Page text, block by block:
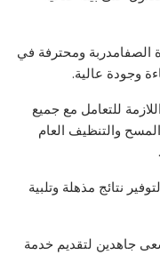
الصفامدربة ومحترفة في
وجودة عالية.
للتعامل مع جميع
والتنظيف العام
نتائج مذهلة وتلبية
جاهدين لتقديم خدمة